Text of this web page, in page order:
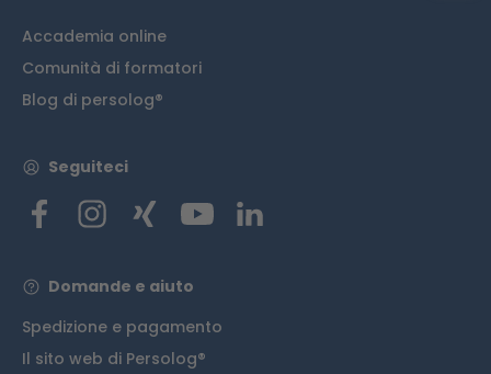
Accademia online
Comunità di formatori
Blog di persolog®
Seguiteci
Domande e aiuto
Spedizione e pagamento
Il sito web di Persolog®